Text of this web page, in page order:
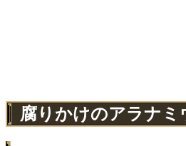
腐りかけのアラナミ